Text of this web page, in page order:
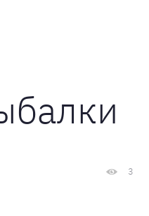
3